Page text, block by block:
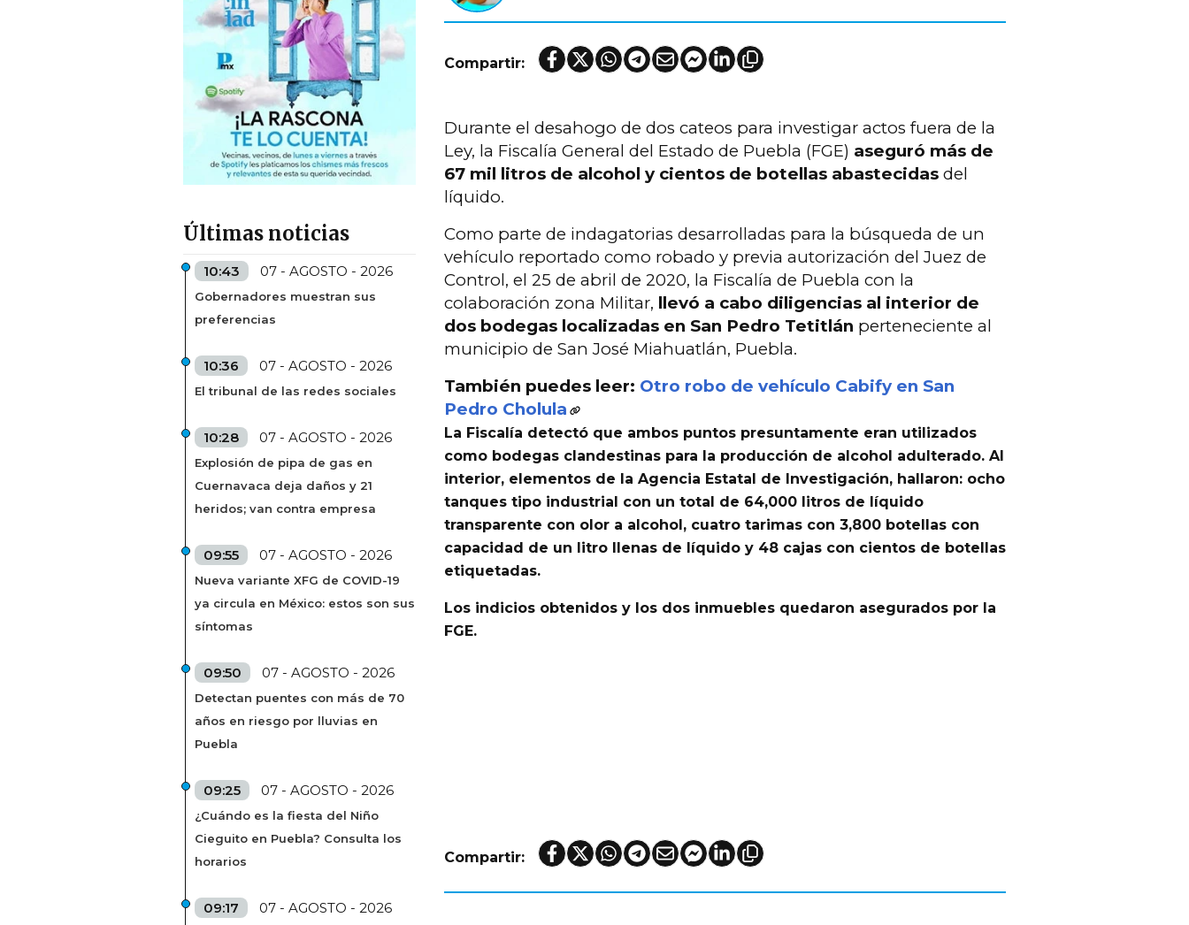
Últimas noticias
10:43 07 - AGOSTO - 2026
Gobernadores muestran sus
preferencias
10:36 07 - AGOSTO - 2026
El tribunal de las redes sociales
10:28 07 - AGOSTO - 2026
Explosión de pipa de gas en
Cuernavaca deja daños y 21
heridos; van contra empresa
09:55 07 - AGOSTO - 2026
Nueva variante XFG de COVID-19
ya circula en México: estos son sus
síntomas
09:50 07 - AGOSTO - 2026
Detectan puentes con más de 70
años en riesgo por lluvias en
Puebla
09:25 07 - AGOSTO - 2026
¿Cuándo es la fiesta del Niño
Cieguito en Puebla? Consulta los
horarios
09:17 07 - AGOSTO - 2026
Compartir:
Durante el desahogo de dos cateos para investigar actos fuera de la
Ley, la Fiscalía General del Estado de Puebla (FGE) aseguró más de
67 mil litros de alcohol y cientos de botellas abastecidas del
líquido.
Como parte de indagatorias desarrolladas para la búsqueda de un
vehículo reportado como robado y previa autorización del Juez de
Control, el 25 de abril de 2020, la Fiscalía de Puebla con la
colaboración zona Militar, llevó a cabo diligencias al interior de
dos bodegas localizadas en San Pedro Tetitlán perteneciente al
municipio de San José Miahuatlán, Puebla.
También puedes leer: Otro robo de vehículo Cabify en San
Pedro Cholula
La Fiscalía detectó que ambos puntos presuntamente eran utilizados
como bodegas clandestinas para la producción de alcohol adulterado. Al
interior, elementos de la Agencia Estatal de Investigación, hallaron: ocho
tanques tipo industrial con un total de 64,000 litros de líquido
transparente con olor a alcohol, cuatro tarimas con 3,800 botellas con
capacidad de un litro llenas de líquido y 48 cajas con cientos de botellas
etiquetadas.
Los indicios obtenidos y los dos inmuebles quedaron asegurados por la
FGE.
Compartir: